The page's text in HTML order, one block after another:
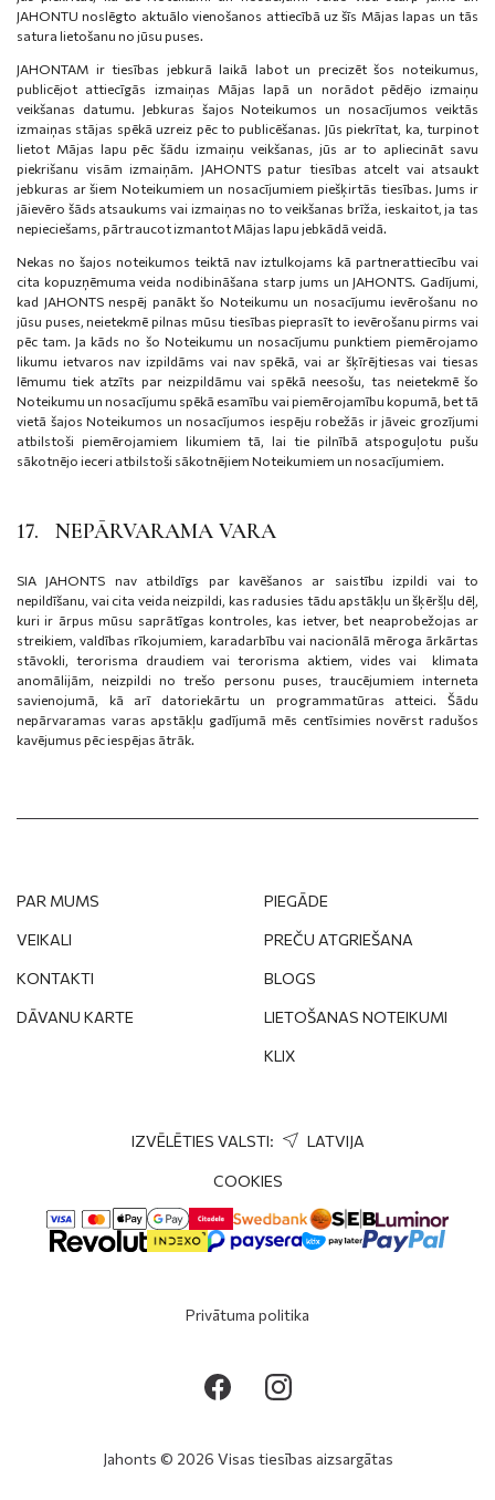
JAHONTU noslēgto aktuālo vienošanos attiecībā uz šīs Mājas lapas un tās
satura lietošanu no jūsu puses.
JAHONTAM ir tiesības jebkurā laikā labot un precizēt šos noteikumus,
publicējot attiecīgās izmaiņas Mājas lapā un norādot pēdējo izmaiņu
veikšanas datumu. Jebkuras šajos Noteikumos un nosacījumos veiktās
izmaiņas stājas spēkā uzreiz pēc to publicēšanas. Jūs piekrītat, ka, turpinot
lietot Mājas lapu pēc šādu izmaiņu veikšanas, jūs ar to apliecināt savu
piekrišanu visām izmaiņām. JAHONTS patur tiesības atcelt vai atsaukt
jebkuras ar šiem Noteikumiem un nosacījumiem piešķirtās tiesības. Jums ir
jāievēro šāds atsaukums vai izmaiņas no to veikšanas brīža, ieskaitot, ja tas
nepieciešams, pārtraucot izmantot Mājas lapu jebkādā veidā.
Nekas no šajos noteikumos teiktā nav iztulkojams kā partnerattiecību vai
cita kopuzņēmuma veida nodibināšana starp jums un JAHONTS. Gadījumi,
kad JAHONTS nespēj panākt šo Noteikumu un nosacījumu ievērošanu no
jūsu puses, neietekmē pilnas mūsu tiesības pieprasīt to ievērošanu pirms vai
pēc tam. Ja kāds no šo Noteikumu un nosacījumu punktiem piemērojamo
likumu ietvaros nav izpildāms vai nav spēkā, vai ar šķīrējtiesas vai tiesas
lēmumu tiek atzīts par neizpildāmu vai spēkā neesošu, tas neietekmē šo
Noteikumu un nosacījumu spēkā esamību vai piemērojamību kopumā, bet tā
vietā šajos Noteikumos un nosacījumos iespēju robežās ir jāveic grozījumi
atbilstoši piemērojamiem likumiem tā, lai tie pilnībā atspoguļotu pušu
sākotnējo ieceri atbilstoši sākotnējiem Noteikumiem un nosacījumiem.
17. NEPĀRVARAMA VARA
SIA JAHONTS nav atbildīgs par kavēšanos ar saistību izpildi vai to
nepildīšanu, vai cita veida neizpildi, kas radusies tādu apstākļu un šķēršļu dēļ,
kuri ir ārpus mūsu saprātīgas kontroles, kas ietver, bet neaprobežojas ar
streikiem, valdības rīkojumiem, karadarbību vai nacionālā mēroga ārkārtas
stāvokli, terorisma draudiem vai terorisma aktiem, vides vai klimata
anomālijām, neizpildi no trešo personu puses, traucējumiem interneta
savienojumā, kā arī datoriekārtu un programmatūras atteici. Šādu
nepārvaramas varas apstākļu gadījumā mēs centīsimies novērst radušos
kavējumus pēc iespējas ātrāk.
PAR MUMS
VEIKALI
KONTAKTI
DĀVANU KARTE
PIEGĀDE
PREČU ATGRIEŠANA
BLOGS
LIETOŠANAS NOTEIKUMI
KLIX
IZVĒLĒTIES VALSTI: LATVIJA
COOKIES
Privātuma politika
Jahonts © 2026 Visas tiesības aizsargātas